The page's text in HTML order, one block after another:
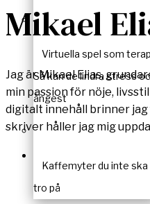
Virtuella spel som
Så kan de lindra stress
ångest
Kaffemyter du inte ska
tro på
Mikael
Jag är Mikael Elias,
min passion för nöje,
digitalt innehåll brinner
skriver håller jag mig